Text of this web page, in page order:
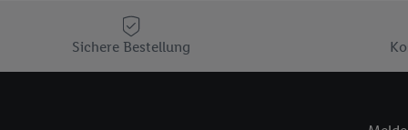
Sichere Bestellung
den Lidl-Diensten
Wenn das der Fall ist,
Kundenkonto-
Insbesondere können